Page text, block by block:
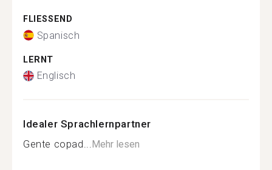
FLIESSEND
Spanisch
LERNT
Englisch
Idealer Sprachlernpartner
Gente copad...Mehr lesen